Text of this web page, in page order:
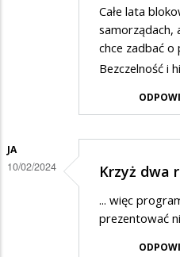
Całe lata
samorządach,
chce zadbać
Bezczelność i
JA
10/02/2024 Krzyż dwa
... więc
prezentować